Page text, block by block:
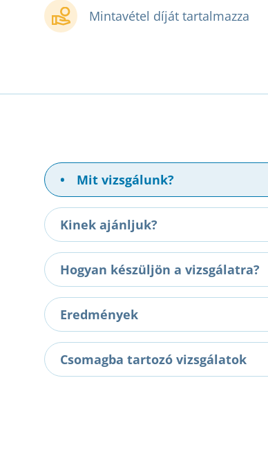
Mintavétel díját tartalmazza
• Mit vizsgálunk?
Kinek ajánljuk?
Hogyan készüljön a vizsgálatra?
Eredmények
Csomagba tartozó vizsgálatok